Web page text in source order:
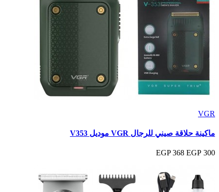
VGR
ماكينة حلاقة صيني للرجال VGR موديل V353
300 EGP
368 EGP